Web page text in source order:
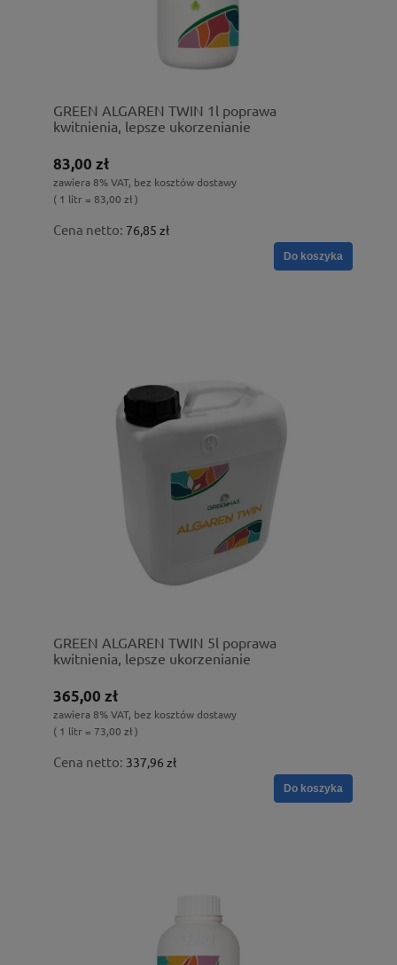
GREEN ALGAREN TWIN 1l poprawa
kwitnienia, lepsze ukorzenianie
83,00 zł
zawiera 8% VAT, bez kosztów dostawy
( 1 litr = 83,00 zł )
Cena netto: 76,85 zł
Do koszyka
GREEN ALGAREN TWIN 5l poprawa
kwitnienia, lepsze ukorzenianie
365,00 zł
zawiera 8% VAT, bez kosztów dostawy
( 1 litr = 73,00 zł )
Cena netto: 337,96 zł
Do koszyka